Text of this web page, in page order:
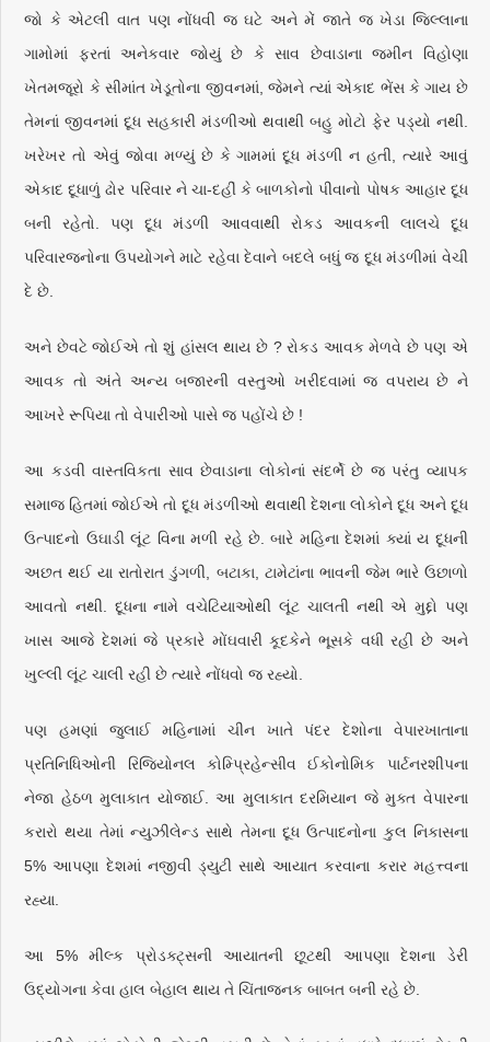
જો કે એટલી વાત પણ નોંધવી જ ઘટે અને મેં જાતે જ ખેડા જિલ્લાના
ગામોમાં ફરતાં અનેકવાર જોયું છે કે સાવ છેવાડાના જમીન વિહોણા
ખેતમજૂરો કે સીમાંત ખેડૂતોના જીવનમાં, જેમને ત્યાં એકાદ ભેંસ કે ગાય છે
તેમનાં જીવનમાં દૂધ સહકારી મંડળીઓ થવાથી બહુ મોટો ફેર પડ્યો નથી.
ખરેખર તો એવું જોવા મળ્યું છે કે ગામમાં દૂધ મંડળી ન હતી, ત્યારે આવું
એકાદ દૂધાળું ઢોર પરિવાર ને ચા-દહીં કે બાળકોનો પીવાનો પોષક આહાર દૂધ
બની રહેતો. પણ દૂધ મંડળી આવવાથી રોકડ આવકની લાલચે દૂધ
પરિવારજનોના ઉપયોગને માટે રહેવા દેવાને બદલે બધું જ દૂધ મંડળીમાં વેચી
દે છે.
અને છેવટે જોઈએ તો શું હાંસલ થાય છે ? રોકડ આવક મેળવે છે પણ એ
આવક તો અંતે અન્ય બજારની વસ્તુઓ ખરીદવામાં જ વપરાય છે ને
આખરે રૂપિયા તો વેપારીઓ પાસે જ પહોંચે છે !
આ કડવી વાસ્તવિકતા સાવ છેવાડાના લોકોનાં સંદર્ભે છે જ પરંતુ વ્યાપક
સમાજ હિતમાં જોઈએ તો દૂધ મંડળીઓ થવાથી દેશના લોકોને દૂધ અને દૂધ
ઉત્પાદનો ઉઘાડી લૂંટ વિના મળી રહે છે. બારે મહિના દેશમાં ક્યાં ય દૂધની
અછત થઈ યા રાતોરાત ડુંગળી, બટાકા, ટામેટાંના ભાવની જેમ ભારે ઉછાળો
આવતો નથી. દૂધના નામે વચેટિયાઓથી લૂંટ ચાલતી નથી એ મુદ્દો પણ
ખાસ આજે દેશમાં જે પ્રકારે મોંઘવારી કૂદકેને ભૂસકે વધી રહી છે અને
ખુલ્લી લૂંટ ચાલી રહી છે ત્યારે નોંધવો જ રહ્યો.
પણ હમણાં જુલાઈ મહિનામાં ચીન ખાતે પંદર દેશોના વેપારખાતાના
પ્રતિનિધિઓની રિજિયોનલ કોમ્પ્રિહેન્સીવ ઈકોનોમિક પાર્ટનરશીપના
નેજા હેઠળ મુલાકાત યોજાઈ. આ મુલાકાત દરમિયાન જે મુક્ત વેપારના
કરારો થયા તેમાં ન્યુઝીલેન્ડ સાથે તેમના દૂધ ઉત્પાદનોના કુલ નિકાસના
5% આપણા દેશમાં નજીવી ડ્યુટી સાથે આયાત કરવાના કરાર મહત્ત્વના
રહ્યા.
આ 5% મીલ્ક પ્રોડક્ટ્સની આયાતની છૂટથી આપણા દેશના ડેરી
ઉદ્યોગના કેવા હાલ બેહાલ થાય તે ચિંતાજનક બાબત બની રહે છે.